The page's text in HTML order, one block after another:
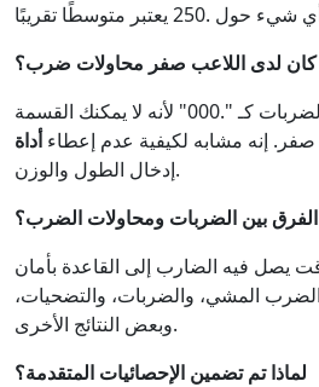
كان لدى اللاعب صفر محاولات ضرب؟
ستظهر الحاسبة متوسط الضربات كـ ".000" لأنه لا يمكنك القسمة
إنه مشابه لكيفية عدم إعطاء
إدخال الطول والوزن.
الفرق بين الضربات ومحاولات الضرب؟
يصل فيه الضارب إلى القاعدة بأمان
المشي، والضربات، والتضحيات،
وبعض النتائج الأخرى.
لماذا تم تضمين الإحصائيات المتقدمة؟